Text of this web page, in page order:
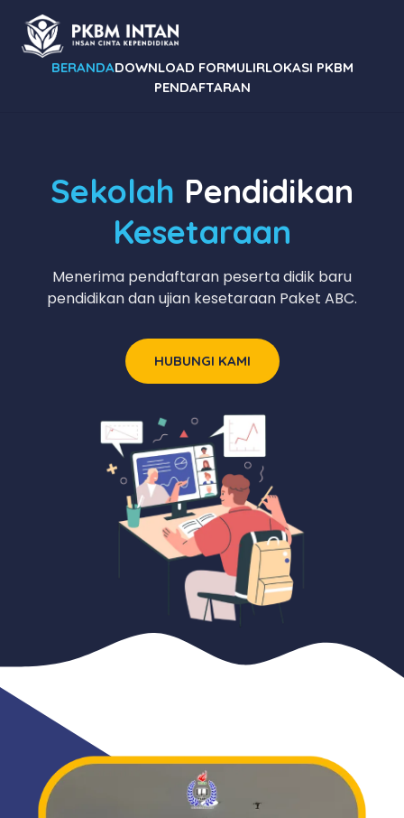
BERANDADOWNLOAD FORMULIRLOKASI PKBM
PENDAFTARAN
Sekolah Pendidikan
Kesetaraan
Menerima pendaftaran peserta didik baru
pendidikan dan ujian kesetaraan Paket ABC.
HUBUNGI KAMI